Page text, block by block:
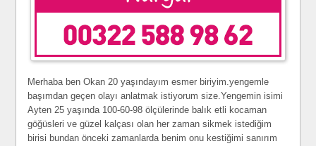
Merhaba ben Okan 20 yaşındayım esmer biriyim.yengemle
başımdan geçen olayı anlatmak istiyorum size.Yengemin isimi
Ayten 25 yaşında 100-60-98 ölçülerinde balık etli kocaman
göğüsleri ve güzel kalçası olan her zaman sikmek istediğim
birisi bundan önceki zamanlarda benim onu kestiğimi sanırım